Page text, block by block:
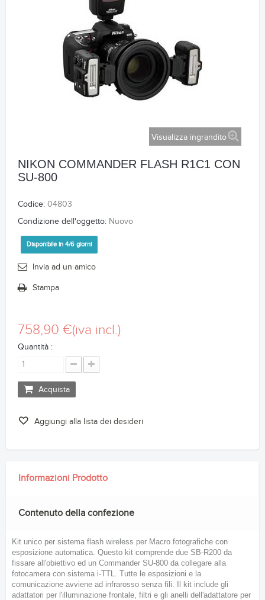
Visualizza ingrandito
NIKON COMMANDER FLASH R1C1 CON
SU-800
Codice: 04803
Condizione dell'oggetto: Nuovo
Disponibile in 4/6 giorni
Invia ad un amico
Stampa
758,90 €(iva incl.)
Quantità :
Acquista
Aggiungi alla lista dei desideri
Informazioni Prodotto
Contenuto della confezione
Kit unico per sistema flash wireless per Macro fotografiche con
esposizione automatica. Questo kit comprende due SB-R200 da
fissare all'obiettivo ed un Commander SU-800 da collegare alla
fotocamera con sistema i-TTL. Tutte le esposizioni e la
comunicazione avviene ad infrarosso senza fili. Il kit include gli
adattatori per l'illuminazione frontale, filtri e gli anelli dell'adattatore per